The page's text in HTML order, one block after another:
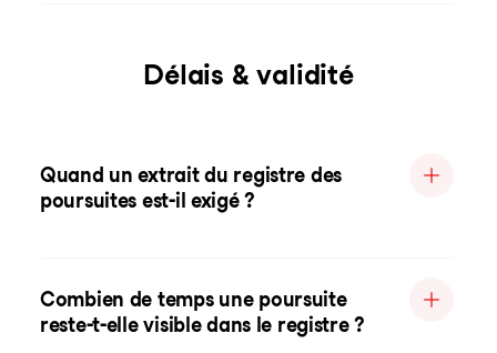
Délais & validité
Quand un extrait du registre des
poursuites est-il exigé ?
Combien de temps une poursuite
reste-t-elle visible dans le registre ?